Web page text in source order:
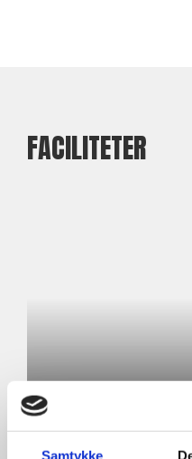
Samtykke
FACILITETER
Holdtræningssalen